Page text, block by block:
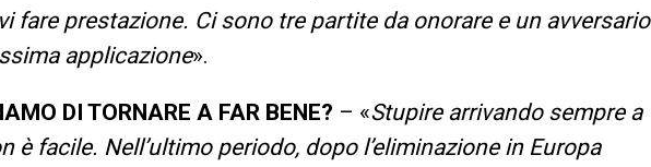
fare prestazione. Ci sono tre partite da onorare e un avversario
applicazione».
DI TORNARE A FAR BENE? – «Stupire arrivando sempre a
è facile. Nell’ultimo periodo, dopo l’eliminazione in Europa